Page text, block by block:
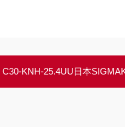
C30-KNH-25.4UU日本SIGMAKOKI西格玛光机笼式